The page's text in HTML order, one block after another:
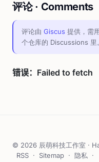
评论 · Comments
评论由 Giscus 提供，需
个仓库的 Discussions 里。
© 2026 辰萌科技工作室 ·
RSS · Sitemap · 隐私 ·